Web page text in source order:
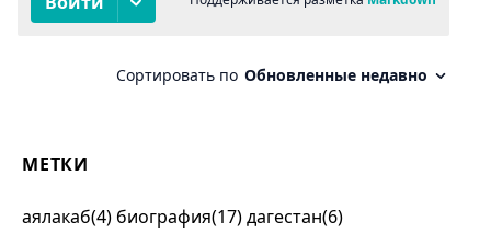
МЕТКИ
аялакаб(4) биография(17)дагестан(6)